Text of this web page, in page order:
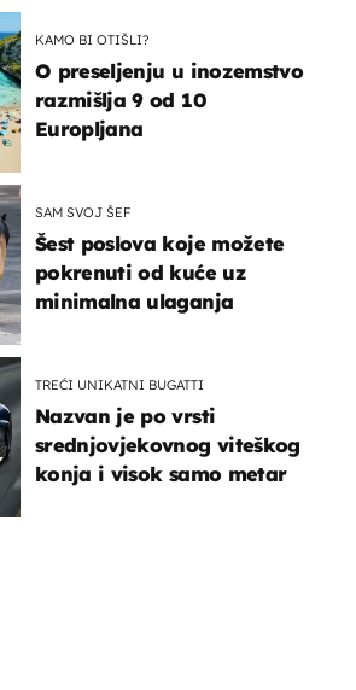
KAMO BI OTIŠLI?
O preseljenju u inozemstvo
razmišlja 9 od 10
Europljana
SAM SVOJ ŠEF
Šest poslova koje možete
pokrenuti od kuće uz
minimalna ulaganja
TREĆI UNIKATNI BUGATTI
Nazvan je po vrsti
srednjovjekovnog viteškog
konja i visok samo metar